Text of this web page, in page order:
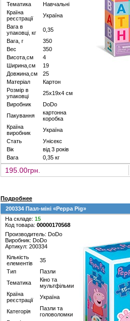
Тематика
Навчальні
Країна
реєстрації
Україна
Вага в
упаковці, кг
0,35
Вага, г
350
Вес
350
Висота,см
4
Ширина,см
19
Довжина,см
25
Матеріал
Картон
Розмір в
упаковці
25х19х4 см
Виробник
DoDo
Пакування
картонна
коробка
Країна
виробник
Україна
Стать
Унісекс
Вік
від 3 років
Вага
0,35 кг
195.00грн.
Подробнее
200334 Пазл-міні «Peppa Pig»
На складе: 15
Код товара: 00000170568
Производитель: DoDo
Виробник: DoDo
Артикул: 200334
Кількість
елементів
35
Тип
Пазли
Тематика
Кіно та
мультфільми
Країна
реєстрації
Україна
Категорія
Пазли та
головоломки